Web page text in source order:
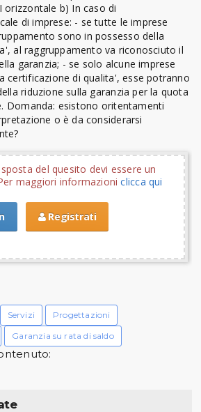
orizzontale b) In caso di
di imprese: - se tutte le imprese
sono in possesso della
al raggruppamento va riconosciuto il
garanzia; - se solo alcune imprese
certificazione di qualita', esse potranno
riduzione sulla garanzia per la quota
Domanda: esistono oritentamenti
o è da considerarsi
del quesito devi essere un
maggiori informazioniclicca qui
Registrati
Servizi
Progettazioni
Garanzia su rata di saldo